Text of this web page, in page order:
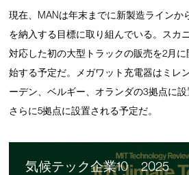
現在、MANは年末までに新製造ラインか
を納入する目標に取り組んでいる。スカ
対応した初の大型トラックの販売を2月
始する予定だ。メガワット充電器はミレ
ーデン、ベルギー、オランダの3拠点に
さらに5拠点に設置される予定だ。
気候テック企業10 2025